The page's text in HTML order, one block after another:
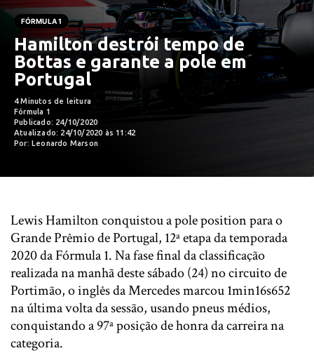
FÓRMULA 1
Hamilton destrói tempo de
Bottas e garante a pole em
Portugal
4 Minutos de leitura
Fórmula 1
Publicado: 24/10/2020
Atualizado: 24/10/2020 às 11:42
Por: Leonardo Marson
Lewis Hamilton conquistou a pole position para o
Grande Prêmio de Portugal, 12ª etapa da temporada
2020 da Fórmula 1. Na fase final da classificação
realizada na manhã deste sábado (24) no circuito de
Portimão, o inglês da Mercedes marcou 1min16s652
na última volta da sessão, usando pneus médios,
conquistando a 97ª posição de honra da carreira na
categoria.